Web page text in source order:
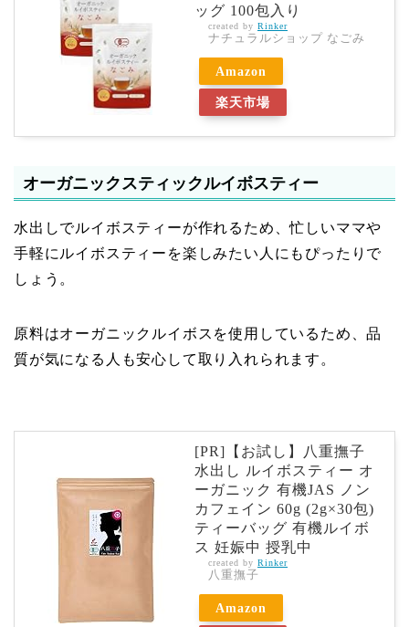
ッグ 100包入り
created by Rinker
ナチュラルショップ なごみ
Amazon
楽天市場
オーガニックスティックルイボスティー
水出しでルイボスティーが作れるため、忙しいママや
手軽にルイボスティーを楽しみたい人にもぴったりで
しょう。
原料はオーガニックルイボスを使用しているため、品
質が気になる人も安心して取り入れられます。
[PR]【お試し】八重撫子
水出し ルイボスティー オ
ーガニック 有機JAS ノン
カフェイン 60g (2g×30包)
ティーバッグ 有機ルイボ
ス 妊娠中 授乳中
created by Rinker
八重撫子
Amazon